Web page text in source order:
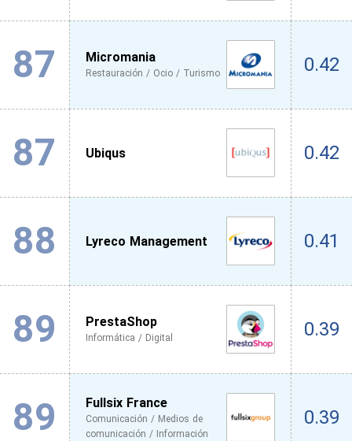
87 Micromania
Restauración / Ocio / Turismo 0.42
87 Ubiqus 0.42
88 Lyreco Management 0.41
89 PrestaShop
Informática / Digital 0.39
89 Fullsix France
Comunicación / Medios de
comunicación / Información
0.39